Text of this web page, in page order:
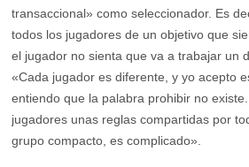
transaccional» como seleccionador. Es
todos los jugadores de un objetivo que
el jugador no sienta que va a trabajar un
«Cada jugador es diferente, y yo acepto
entiendo que la palabra prohibir no
jugadores unas reglas compartidas por
grupo compacto, es complicado».